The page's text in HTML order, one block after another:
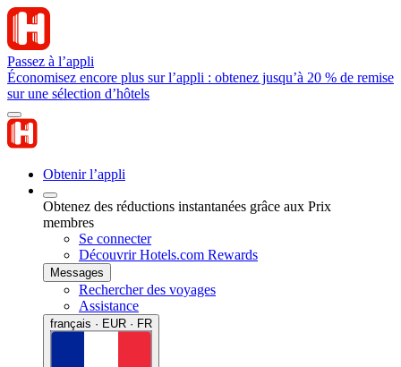
Passez à l’appli
Économisez encore plus sur l’appli : obtenez jusqu’à 20 % de remise
sur une sélection d’hôtels
Obtenir l’appli
Obtenez des réductions instantanées grâce aux Prix
membres
Se connecter
Découvrir Hotels.com Rewards
Messages
Rechercher des voyages
Assistance
français · EUR · FR